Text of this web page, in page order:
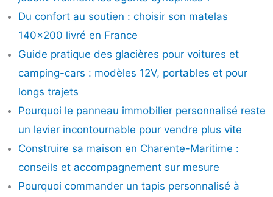
Du confort au soutien : choisir son matelas
140×200 livré en France
Guide pratique des glacières pour voitures et
camping-cars : modèles 12V, portables et pour
longs trajets
Pourquoi le panneau immobilier personnalisé reste
un levier incontournable pour vendre plus vite
Construire sa maison en Charente-Maritime :
conseils et accompagnement sur mesure
Pourquoi commander un tapis personnalisé à